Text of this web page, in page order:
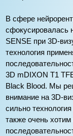
В сфере
сфокусировалась
SENSE при 3D-
технология
3D mDIXON T1
Black Blood. Мы
внимание на 3D-
сильно
также очень